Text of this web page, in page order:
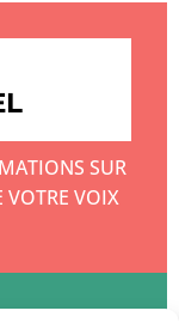
SUR
VOTRE VOIX